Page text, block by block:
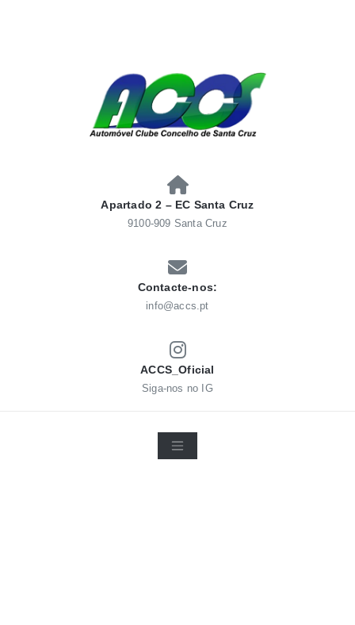
CONCELHO SANTACRUZ
Apartado 2 – EC Santa Cruz
9100-909 Santa Cruz
Contacte-nos:
info@accs.pt
ACCS_Oficial
Siga-nos no IG